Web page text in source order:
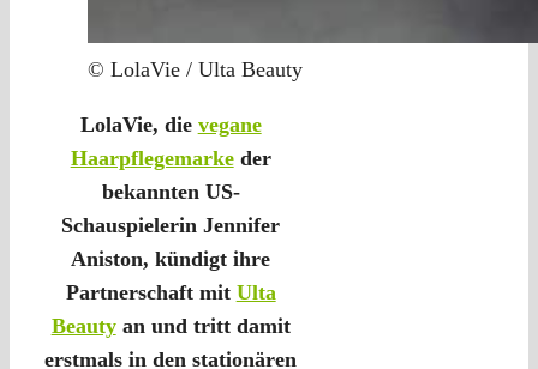
© LolaVie / Ulta Beauty
LolaVie, die vegane
Haarpflegemarkeder
bekannten US-
Schauspielerin Jennifer
Aniston, kündigt ihre
Partnerschaft mit Ulta
Beautyan und tritt damit
erstmals in den stationären